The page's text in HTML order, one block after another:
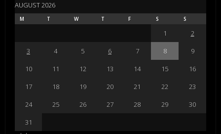
AUGUST 2026
M T W T F S S
1
2
3
4 5 6 7 8
9
10
11 12 13 14 15
16
17
18 19 20 21 22
23
24
25 26 27 28 29
30
31